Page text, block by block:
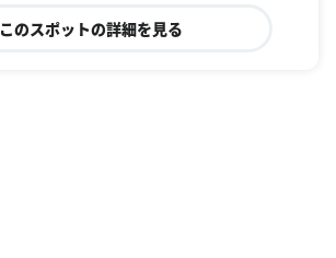
このスポットの詳細を見る